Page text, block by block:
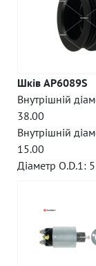
Шків AP6089S
Внутрішній
38.00
Внутрішній
15.00
Діаметр O.D.1: